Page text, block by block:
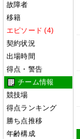
故障者
移籍
エピソード (4)
契約状況
出場時間
得点・警告
チーム情報
競技場
得点ランキング
勝ち点推移
年齢構成